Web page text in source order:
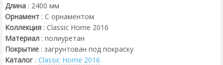
Длина : 2400 мм
Орнамент : С орнаментом
Коллекция : Classic Home 2016
Материал : полиуретан
Покрытие : загрунтован под покраску
Каталог : Classic Home 2016